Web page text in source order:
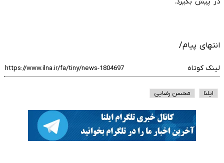
انتهای پیام/
لینک کوتاه
ایلنا محسن رضایی